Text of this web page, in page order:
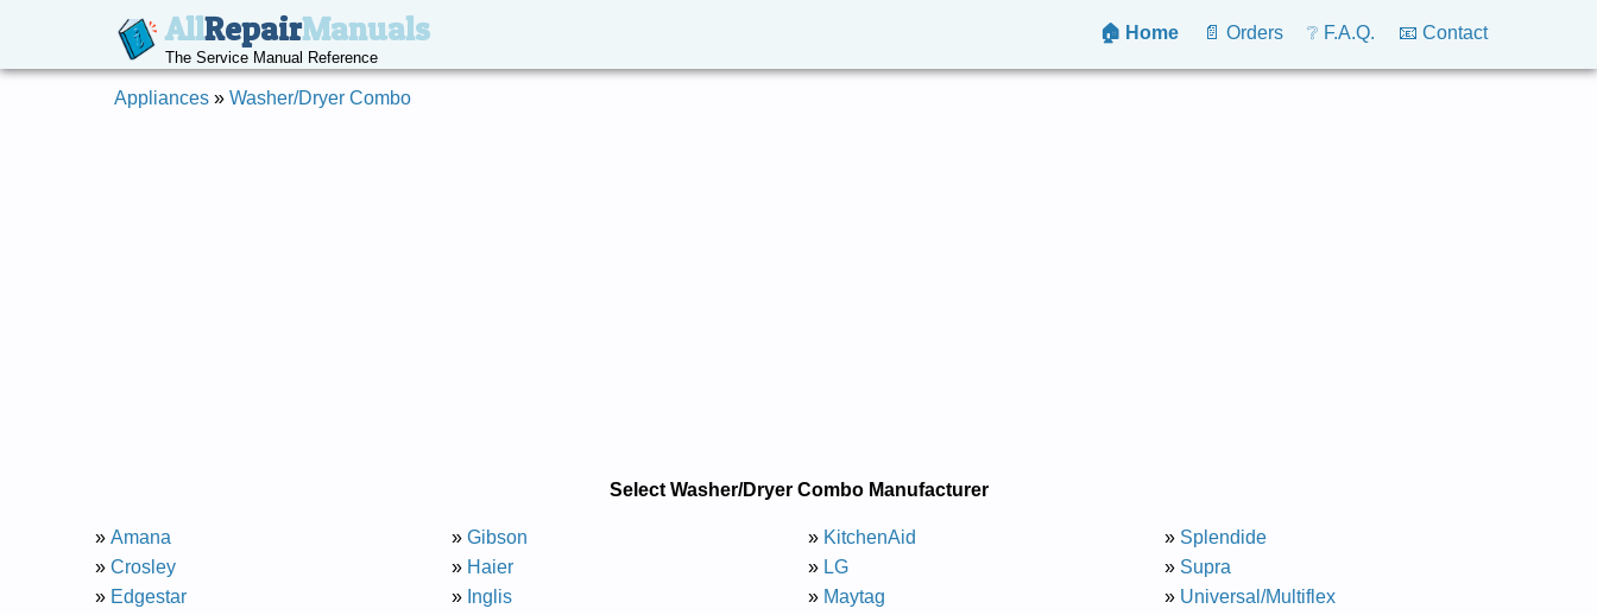
AllRepairManuals
The Service Manual Reference
🏠 Home 📄 Orders ❔ F.A.Q. 📧 Contact
Appliances » Washer/Dryer Combo
Select Washer/Dryer Combo Manufacturer
» Amana
» Crosley
» Edgestar
» Gibson
» Haier
» Inglis
» KitchenAid
» LG
» Maytag
» Splendide
» Supra
» Universal/Multiflex